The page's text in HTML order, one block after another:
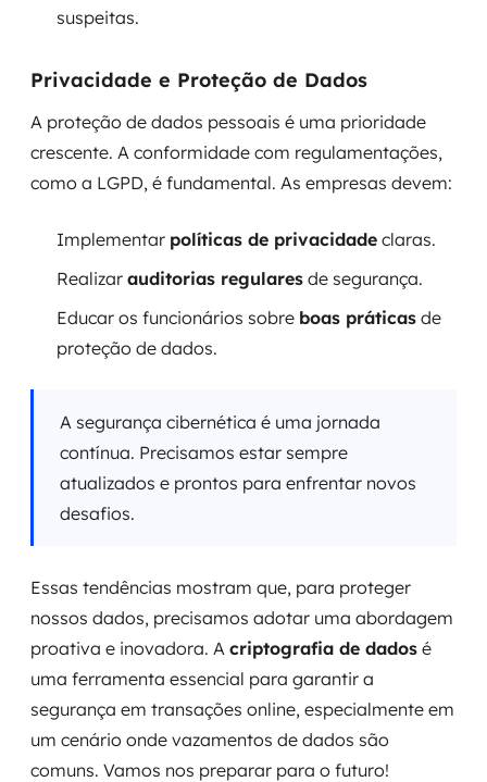
suspeitas.
Privacidade e Proteção de Dados
A proteção de dados pessoais é uma prioridade
crescente. A conformidade com regulamentações,
como a LGPD, é fundamental. As empresas devem:
Implementar políticas de privacidade claras.
Realizar auditorias regulares de segurança.
Educar os funcionários sobre boas práticas de
proteção de dados.
A segurança cibernética é uma jornada
contínua. Precisamos estar sempre
atualizados e prontos para enfrentar novos
desafios.
Essas tendências mostram que, para proteger
nossos dados, precisamos adotar uma abordagem
proativa e inovadora. A criptografia de dados é
uma ferramenta essencial para garantir a
segurança em transações online, especialmente em
um cenário onde vazamentos de dados são
comuns. Vamos nos preparar para o futuro!